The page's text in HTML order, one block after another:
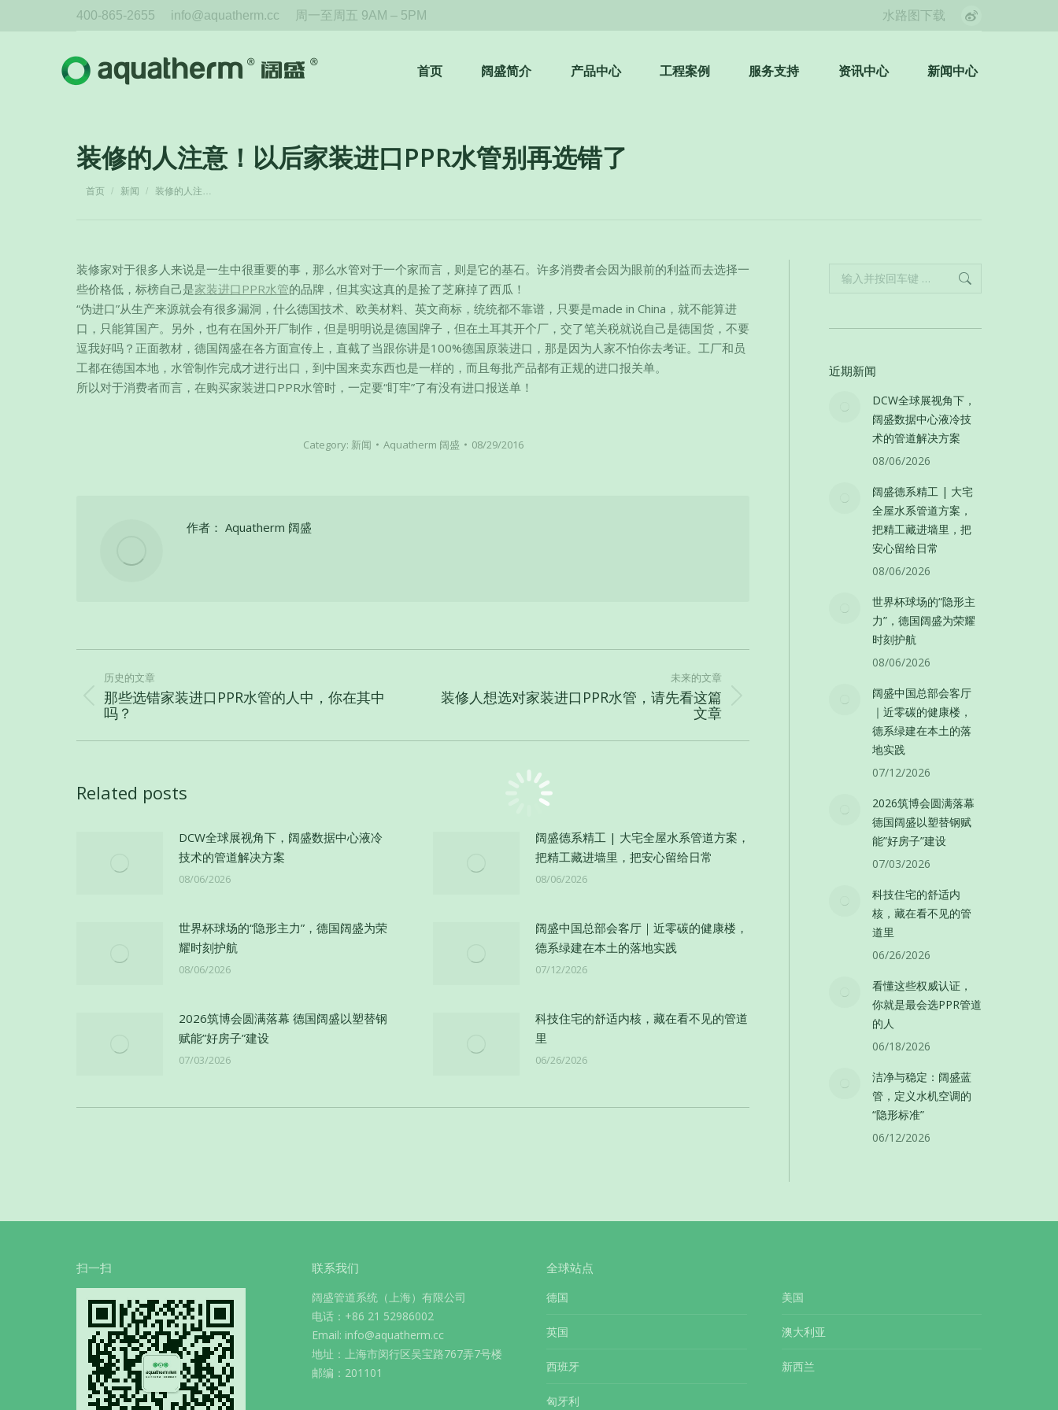
400-865-2655 info@aquatherm.cc 周一至周五 9AM – 5PM 水路图下载
Weibo
opens
首页 阔盛简介 产品中心 工程案例 服务支持 资讯中心 新闻中心
装修的人注意！以后家装进口PPR水管别再选错了
您在这里：
首页 新闻 装修的人注…
装修家对于很多人来说是一生中很重要的事，那么水管对于一个家而言，则是它的基石。许多消费者会因为眼前的利益而去选择一
些价格低，标榜自己是家装进口PPR水管的品牌，但其实这真的是捡了芝麻掉了西瓜！
“伪进口”从生产来源就会有很多漏洞，什么德国技术、欧美材料、英文商标，统统都不靠谱，只要是made in China，就不能算进
口， 只能算国产。另外，也有在国外开厂制作，但是明明说是德国牌子，但在土耳其开个厂，交了笔关税就说自己是德国货，不要
逗我好吗？正面教材，德国阔盛在各方面宣传上，直截了当跟你讲是100%德国原装进口，那是因为人家不怕你去考证。工厂和员
工都在德国本地，水管制作完成才进行出口，到中国来卖东西也是一样的，而且每批产品都有正规的进口报关单。
所以对于消费者而言，在购买家装进口PPR水管时，一定要“盯牢”了有没有进口报送单！
Category: 新闻 Aquatherm 阔盛 08/29/2016
作者： Aquatherm 阔盛
历史的文章
历
史
的
那些选错家装进口PPR水管的人中，你在其中
吗？
未来的文章
未
的
装修人想选对家装进口PPR水管，请先看这篇
文章
Related posts
DCW全球展视角下，阔盛数据中心液冷
技术的管道解决方案
08/06/2026
阔盛德系精工 | 大宅全屋水系管道方案，
把精工藏进墙里，把安心留给日常
08/06/2026
世界杯球场的“隐形主力”，德国阔盛为荣
耀时刻护航
08/06/2026
阔盛中国总部会客厅｜近零碳的健康楼，
德系绿建在本土的落地实践
07/12/2026
2026筑博会圆满落幕 德国阔盛以塑替钢
赋能”好房子”建设
07/03/2026
科技住宅的舒适内核，藏在看不见的管道
里
06/26/2026
Search:
近期新闻
DCW全球展视角下，
阔盛数据中心液冷技
术的管道解决方案
08/06/2026
阔盛德系精工 | 大宅
全屋水系管道方案，
把精工藏进墙里，把
安心留给日常
08/06/2026
世界杯球场的“隐形主
力”，德国阔盛为荣耀
时刻护航
08/06/2026
阔盛中国总部会客厅
｜近零碳的健康楼，
德系绿建在本土的落
地实践
07/12/2026
2026筑博会圆满落幕
德国阔盛以塑替钢赋
能”好房子”建设
07/03/2026
科技住宅的舒适内
核，藏在看不见的管
道里
06/26/2026
看懂这些权威认证，
你就是最会选PPR管道
的人
06/18/2026
洁净与稳定：阔盛蓝
管，定义水机空调的
“隐形标准”
06/12/2026
扫一扫 联系我们
阔盛管道系统（上海）有限公司
电话：+86 21 52986002
Email: info@aquatherm.cc
地址：上海市闵行区吴宝路767弄7号楼
邮编：201101
全球站点
德国
英国
西班牙
匈牙利
美国
澳大利亚
新西兰